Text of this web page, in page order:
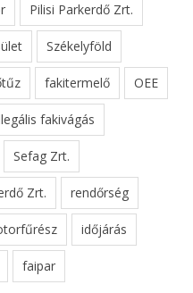
Pilisi Parkerdő Zrt.
Székelyföld
fakitermelő OEE
fakivágás
Sefag Zrt.
Zrt. rendőrség
időjárás
faipar